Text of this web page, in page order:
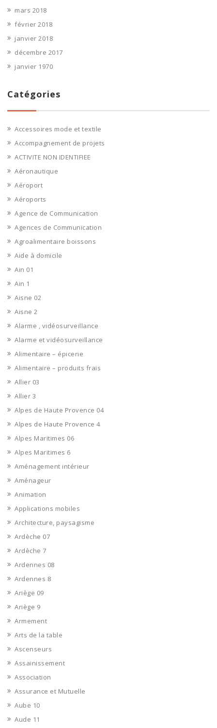
mars 2018
février 2018
janvier 2018
décembre 2017
janvier 1970
Catégories
Accessoires mode et textile
Accompagnement de projets
ACTIVITE NON IDENTIFIEE
Aéronautique
Aéroport
Aéroports
Agence de Communication
Agences de Communication
Agroalimentaire boissons
Aide à domicile
Ain 01
Ain 1
Aisne 02
Aisne 2
Alarme , vidéosurveillance
Alarme et vidéosurveillance
Alimentaire – épicerie
Alimentaire – produits frais
Allier 03
Allier 3
Alpes de Haute Provence 04
Alpes de Haute Provence 4
Alpes Maritimes 06
Alpes Maritimes 6
Aménagement intérieur
Aménageur
Animation
Applications mobiles
Architecture, paysagisme
Ardèche 07
Ardèche 7
Ardennes 08
Ardennes 8
Ariège 09
Ariège 9
Armement
Arts de la table
Ascenseurs
Assainissement
Association
Assurance et Mutuelle
Aube 10
Aude 11